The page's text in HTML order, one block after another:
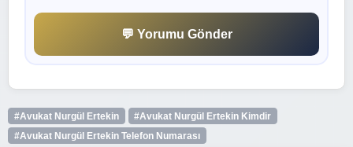
💬 Yorumu Gönder
#Avukat Nurgül Ertekin
#Avukat Nurgül Ertekin Kimdir
#Avukat Nurgül Ertekin Telefon Numarası